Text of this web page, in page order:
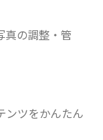
真の調整・管
ンツをかんたん